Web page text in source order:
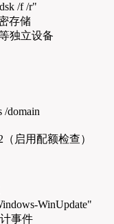
/f /r"
存储
独立设备
/domain
（启用配额检查）
WinUpdate"
事件